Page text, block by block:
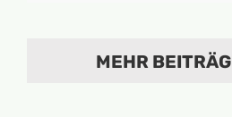
MEHR